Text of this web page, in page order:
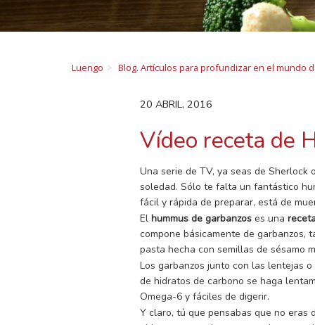
Luengo Blog. Artículos para profundizar en el mundo
20 ABRIL, 2016
Vídeo receta de
Una serie de TV, ya seas de Sherlock
soledad. Sólo te falta un fantástico
fácil y rápida de preparar, está de
Elhummus de garbanzos es una
compone básicamente de garbanzos,
pasta hecha con semillas de sésamo
Los garbanzos junto con las lentejas
de hidratos de carbono se haga
Omega-6 y fáciles de digerir.
Y claro, tú que pensabas que no eras